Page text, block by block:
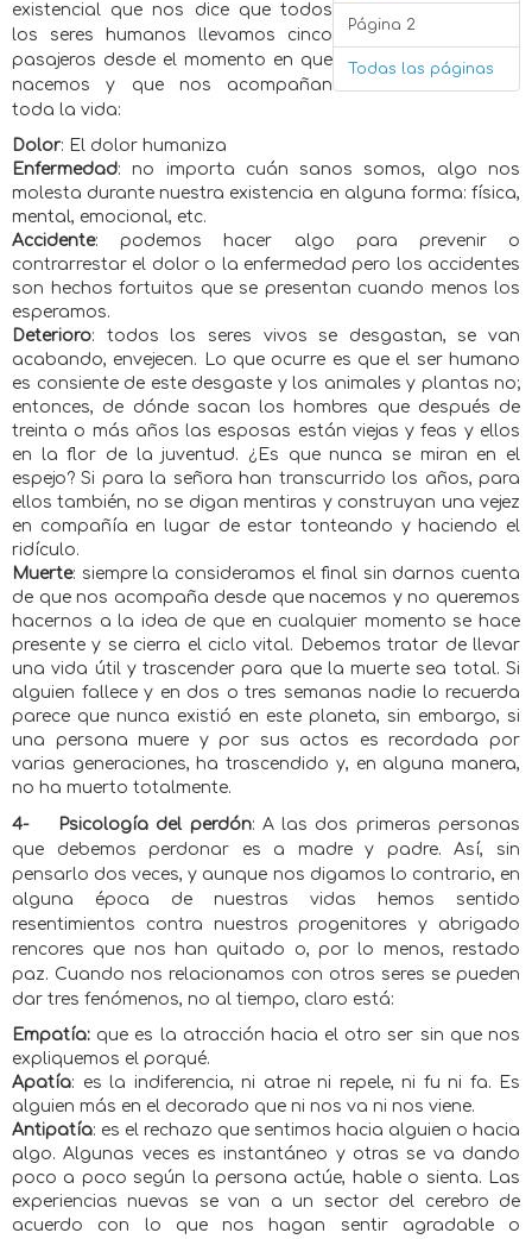
Página 2
Todas las páginas
existencial que nos dice que todos
los seres humanos llevamos cinco
pasajeros desde el momento en que
nacemos y que nos acompañan
toda la vida:
Dolor: El dolor humaniza
Enfermedad: no importa cuán sanos somos, algo nos
molesta durante nuestra existencia en alguna forma: física,
mental, emocional, etc.
Accidente: podemos hacer algo para prevenir o
contrarrestar el dolor o la enfermedad pero los accidentes
son hechos fortuitos que se presentan cuando menos los
esperamos.
Deterioro: todos los seres vivos se desgastan, se van
acabando, envejecen. Lo que ocurre es que el ser humano
es consiente de este desgaste y los animales y plantas no;
entonces, de dónde sacan los hombres que después de
treinta o más años las esposas están viejas y feas y ellos
en la flor de la juventud. ¿Es que nunca se miran en el
espejo? Si para la señora han transcurrido los años, para
ellos también, no se digan mentiras y construyan una vejez
en compañía en lugar de estar tonteando y haciendo el
ridículo.
Muerte: siempre la consideramos el final sin darnos cuenta
de que nos acompaña desde que nacemos y no queremos
hacernos a la idea de que en cualquier momento se hace
presente y se cierra el ciclo vital. Debemos tratar de llevar
una vida útil y trascender para que la muerte sea total. Si
alguien fallece y en dos o tres semanas nadie lo recuerda
parece que nunca existió en este planeta, sin embargo, si
una persona muere y por sus actos es recordada por
varias generaciones, ha trascendido y, en alguna manera,
no ha muerto totalmente.
4- Psicología del perdón: A las dos primeras personas
que debemos perdonar es a madre y padre. Así, sin
pensarlo dos veces, y aunque nos digamos lo contrario, en
alguna época de nuestras vidas hemos sentido
resentimientos contra nuestros progenitores y abrigado
rencores que nos han quitado o, por lo menos, restado
paz. Cuando nos relacionamos con otros seres se pueden
dar tres fenómenos, no al tiempo, claro está:
Empatía: que es la atracción hacia el otro ser sin que nos
expliquemos el porqué.
Apatía: es la indiferencia, ni atrae ni repele, ni fu ni fa. Es
alguien más en el decorado que ni nos va ni nos viene.
Antipatía: es el rechazo que sentimos hacia alguien o hacia
algo. Algunas veces es instantáneo y otras se va dando
poco a poco según la persona actúe, hable o sienta. Las
experiencias nuevas se van a un sector del cerebro de
acuerdo con lo que nos hagan sentir agradable o